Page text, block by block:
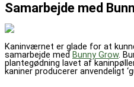
Samarbejde med
Kaninværnet er glade for at
samarbejde med Bunny Grow.
plantegødning lavet af
kaniner producerer anvendeligt